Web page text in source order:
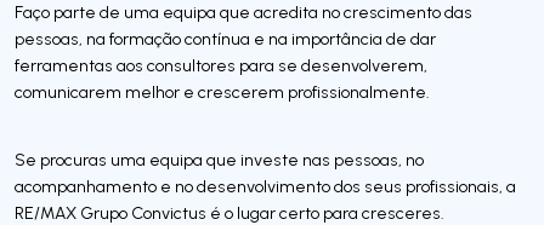
Faço parte de uma equipa que acredita no crescimento das
pessoas, na formação contínua e na importância de dar
ferramentas aos consultores para se desenvolverem,
comunicarem melhor e crescerem profissionalmente.
Se procuras uma equipa que investe nas pessoas, no
acompanhamento e no desenvolvimento dos seus profissionais, a
RE/MAX Grupo Convictus é o lugar certo para cresceres.